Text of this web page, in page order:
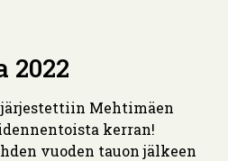
2022
Mehtimäen
kerran!
vuoden tauon jälkeen